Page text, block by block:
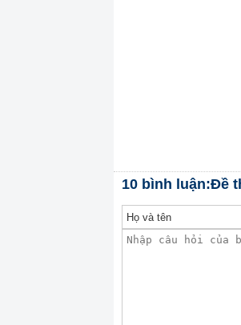
10 bình luận:Đề